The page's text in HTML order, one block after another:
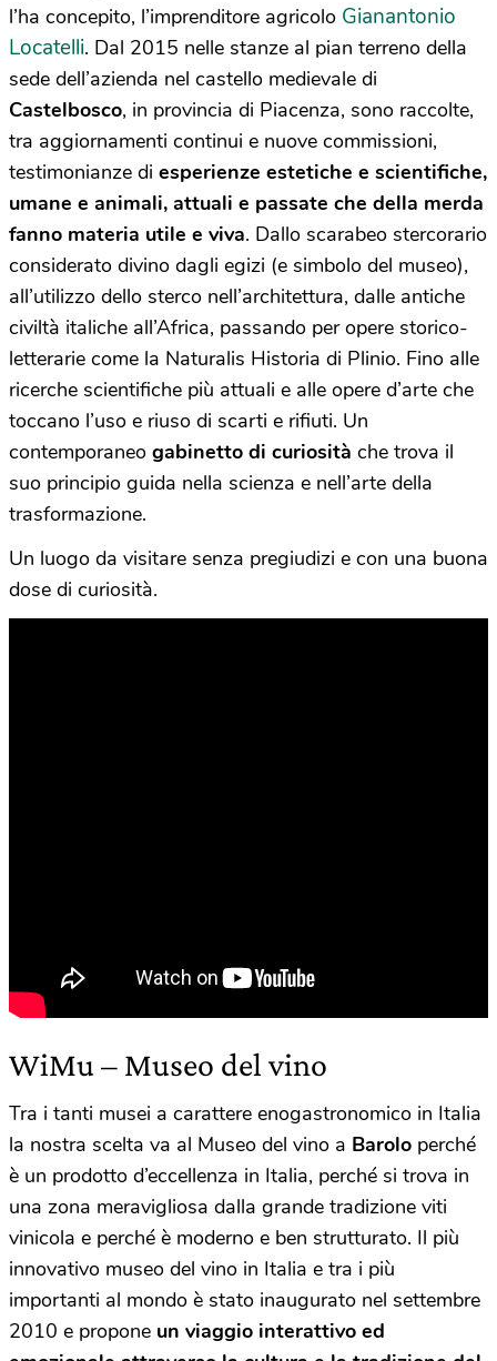
l’ha concepito, l’imprenditore agricolo Gianantonio
Locatelli. Dal 2015 nelle stanze al pian terreno della
sede dell’azienda nel castello medievale di
Castelbosco, in provincia di Piacenza, sono raccolte,
tra aggiornamenti continui e nuove commissioni,
testimonianze di esperienze estetiche e scientifiche,
umane e animali, attuali e passate che della merda
fanno materia utile e viva. Dallo scarabeo stercorario
considerato divino dagli egizi (e simbolo del museo),
all’utilizzo dello sterco nell’architettura, dalle antiche
civiltà italiche all’Africa, passando per opere storico-
letterarie come la Naturalis Historia di Plinio. Fino alle
ricerche scientifiche più attuali e alle opere d’arte che
toccano l’uso e riuso di scarti e rifiuti. Un
contemporaneo gabinetto di curiosità che trova il
suo principio guida nella scienza e nell’arte della
trasformazione.
Un luogo da visitare senza pregiudizi e con una buona
dose di curiosità.
WiMu – Museo del vino
Tra i tanti musei a carattere enogastronomico in Italia
la nostra scelta va al Museo del vino a Barolo perché
è un prodotto d’eccellenza in Italia, perché si trova in
una zona meravigliosa dalla grande tradizione viti
vinicola e perché è moderno e ben strutturato. Il più
innovativo museo del vino in Italia e tra i più
importanti al mondo è stato inaugurato nel settembre
2010 e propone un viaggio interattivo ed